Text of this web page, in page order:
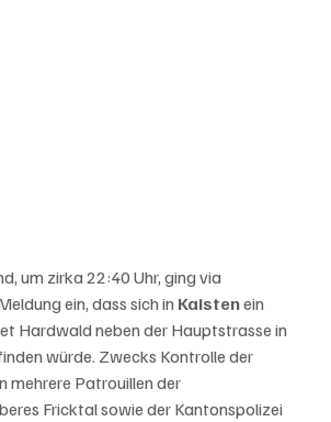
um zirka 22:40 Uhr, ging via
ein, dass sich in Kaisten ein
Hardwald neben der Hauptstrasse in
würde. Zwecks Kontrolle der
mehrere Patrouillen der
Fricktal sowie der Kantonspolizei